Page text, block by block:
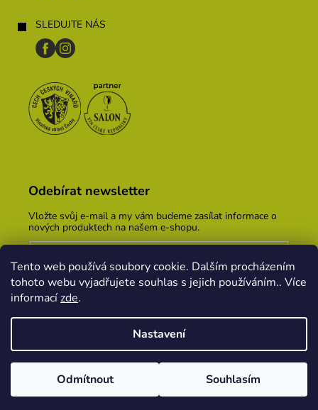
Tento web používá soubory cookie. Dalším procházením
tohoto webu vyjadřujete souhlas s jejich používáním.. Více
informacízde.
Nastavení
Odmítnout Souhlasím
SLEDUJTE NÁS
Odebírat newsletter
Vložte svůj e-mail a my vám budeme zasílat informace o
nových produktech na našem e-shopu.
Vložením e-mailu souhlasíte spodmínkami ochrany
osobních údajů
PŘIHLÁSIT SE
Vytvořil Shoptet
PekneWeby
práva vyhrazena.